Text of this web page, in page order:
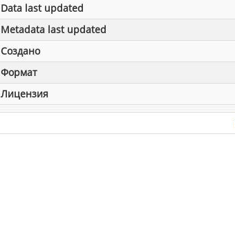
Data last updated
Metadata last updated
Создано
Формат
Лицензия